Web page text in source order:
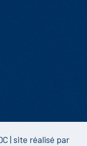
| site réalisé par